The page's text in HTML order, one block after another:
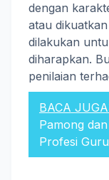
dengan
atau
dilakukan
diharapkan.
penilaian
BACA
Pamong
Profesi